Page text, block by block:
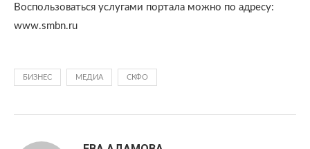
Воспользоваться услугами портала можно по адресу:
www.smbn.ru
БИЗНЕС МЕДИА СКФО